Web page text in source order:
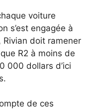
voiture
s’est engagée à
Rivian doit ramener
R2 à moins de
000 dollars d’ici
de ces